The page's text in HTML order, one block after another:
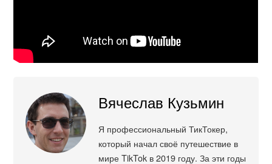
Вячеслав Кузьмин
Я профессиональный ТикТокер,
который начал своё путешествие в
мире TikTok в 2019 году. За эти годы